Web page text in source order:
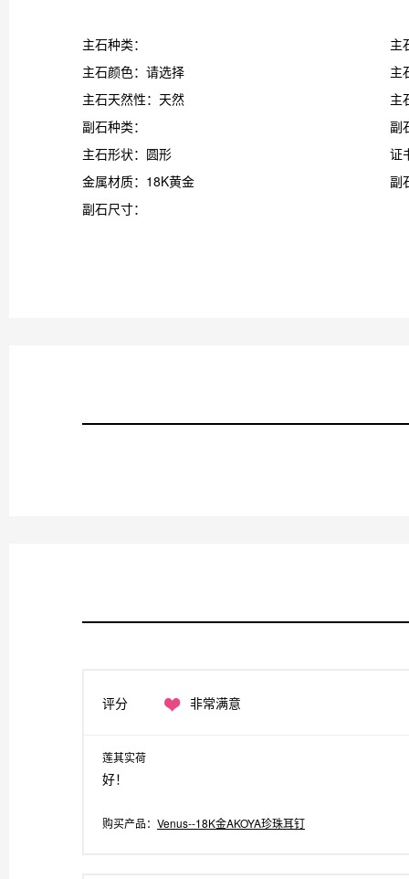
主石种类：
主
主石颜色：请选择
主
主石天然性：天然
主
副石种类：
副
主石形状：圆形
证
金属材质：18K黄金
副
副石尺寸：
评分 非常满意
莲其实荷
好！
购买产品： Venus--18K金AKOYA珍珠耳钉